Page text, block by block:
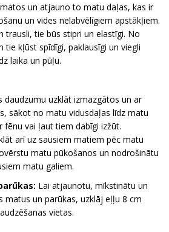
un atjauno to matu daļas, kas ir
un vides nelabvēlīgiem apstākļiem.
trausli, tie būs stipri un elastīgi. No
tie kļūst spīdīgi, paklausīgi un viegli
laika un pūļu.
daudzumu uzklāt izmazgātos un ar
sākot no matu vidusdaļas līdz matu
fēnu vai ļaut tiem dabīgi izžūt.
arī uz sausiem matiem pēc matu
matu pūkošanos un nodrošinātu
matu galiem.
Lai atjaunotu, mīkstinātu un
matus un parūkas, uzklāj eļļu 8 cm
vietas.